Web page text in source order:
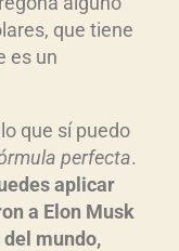
que tiene
es un
que sí puedo
perfecta.
aplicar
a Elon Musk
mundo,